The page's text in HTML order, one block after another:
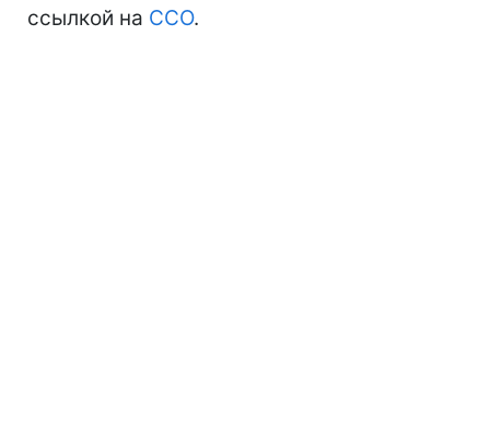
ссылкой на ССО.